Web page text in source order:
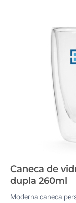
Caneca de
dupla 260ml
Moderna caneca